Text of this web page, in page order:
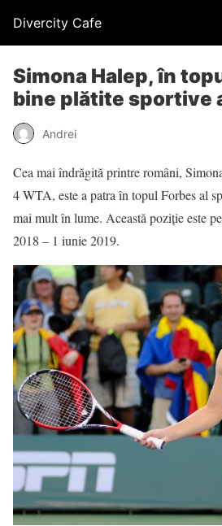
Divercity Cafe
Simona Halep, în
bine plătite sportive
Andrei
Cea mai îndrăgită printre români,
4 WTA, este a patra în topul Forbes al
mai mult în lume. Această poziție este
2018 – 1 iunie 2019.